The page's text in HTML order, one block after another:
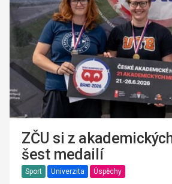
ZČU si z
šest medailí
Sport Univerzita Úspěchy